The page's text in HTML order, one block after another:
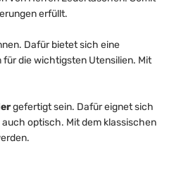
erfüllt.
Dafür bietet sich eine
für die wichtigsten Utensilien. Mit
gefertigt sein. Dafür eignet sich
optisch. Mit dem klassischen